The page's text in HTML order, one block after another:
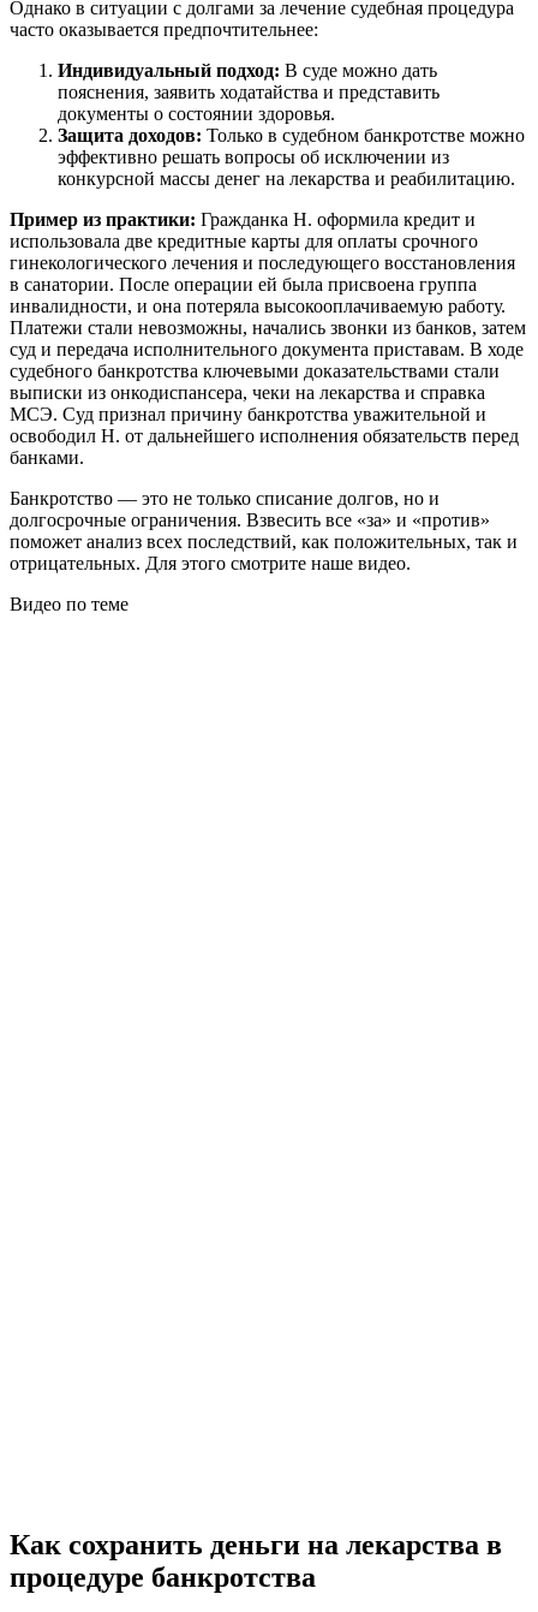
Однако в ситуации с долгами за лечение судебная процедура
часто оказывается предпочтительнее:
Индивидуальный подход: В суде можно дать
пояснения, заявить ходатайства и представить
документы о состоянии здоровья.
Защита доходов: Только в судебном банкротстве можно
эффективно решать вопросы об исключении из
конкурсной массы денег на лекарства и реабилитацию.
Пример из практики: Гражданка Н. оформила кредит и
использовала две кредитные карты для оплаты срочного
гинекологического лечения и последующего восстановления
в санатории. После операции ей была присвоена группа
инвалидности, и она потеряла высокооплачиваемую работу.
Платежи стали невозможны, начались звонки из банков, затем
суд и передача исполнительного документа приставам. В ходе
судебного банкротства ключевыми доказательствами стали
выписки из онкодиспансера, чеки на лекарства и справка
МСЭ. Суд признал причину банкротства уважительной и
освободил Н. от дальнейшего исполнения обязательств перед
банками.
Банкротство — это не только списание долгов, но и
долгосрочные ограничения. Взвесить все «за» и «против»
поможет анализ всех последствий, как положительных, так и
отрицательных. Для этого смотрите наше видео.
Видео по теме
Как сохранить деньги на лекарства в
процедуре банкротства